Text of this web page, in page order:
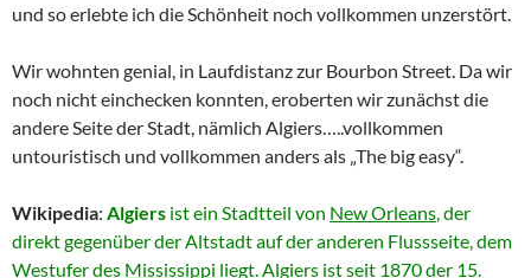
und so erlebte ich die Schönheit noch vollkommen unzerstört.
Wir wohnten genial, in Laufdistanz zur Bourbon Street. Da wir
noch nicht einchecken konnten, eroberten wir zunächst die
andere Seite der Stadt, nämlich Algiers…..vollkommen
untouristisch und vollkommen anders als „The big easy“.
Wikipedia: Algiers ist ein Stadtteil von New Orleans, der
direkt gegenüber der Altstadt auf der anderen Flussseite, dem
Westufer des Mississippi liegt.Algiers ist seit 1870 der 15.